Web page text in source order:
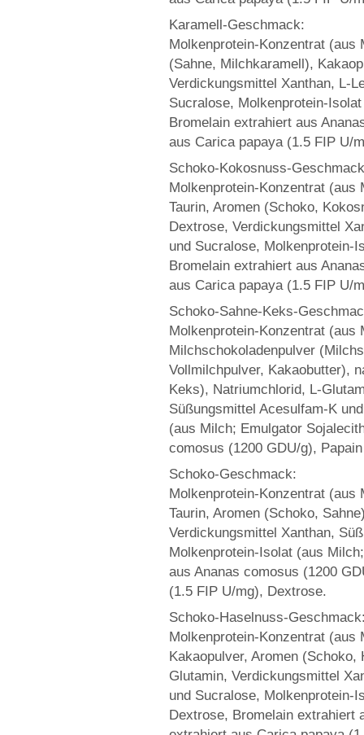
Karamell-Geschmack:
Molkenprotein-Konzentrat (aus
(Sahne, Milchkaramell),
Verdickungsmittel Xanthan, L-
Sucralose, Molkenprotein-
Bromelain extrahiert aus
aus Carica papaya (1.5 FIP U/
Schoko-Kokosnuss-
Molkenprotein-Konzentrat (aus
Taurin, Aromen (Schoko,
Dextrose, Verdickungsmittel
und Sucralose, Molkenprotein-
Bromelain extrahiert aus
aus Carica papaya (1.5 FIP U/
Schoko-Sahne-Keks-
Molkenprotein-Konzentrat
Milchschokoladenpulver
Vollmilchpulver, Kakaobutter),
Keks), Natriumchlorid, L-
Süßungsmittel Acesulfam-K
(aus Milch; Emulgator
comosus (1200 GDU/g),
Schoko-Geschmack:
Molkenprotein-Konzentrat (aus
Taurin, Aromen (Schoko,
Verdickungsmittel Xanthan,
Molkenprotein-Isolat (aus
aus Ananas comosus (1200
(1.5 FIP U/mg), Dextrose.
Schoko-Haselnuss-
Molkenprotein-Konzentrat (aus
Kakaopulver, Aromen
Glutamin, Verdickungsmittel
und Sucralose, Molkenprotein-
Dextrose, Bromelain extrahiert